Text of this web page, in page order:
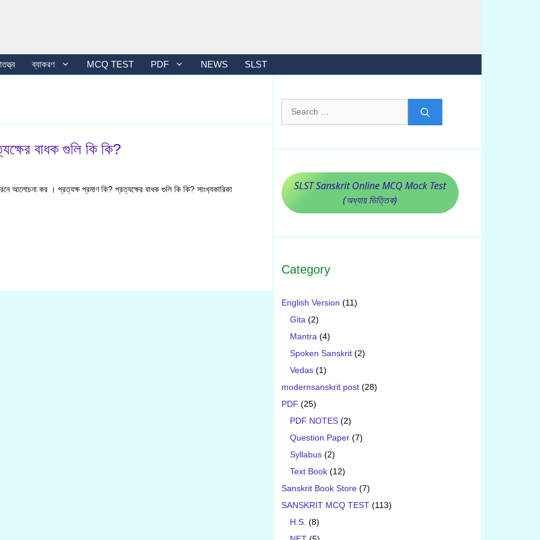
ব্যাকরণ MCQ TEST PDF NEWS SLST
বাধক গুলি কি কি?
আলোচনা কর । প্রত্যক্ষ প্রমাণ কি? প্রত্যক্ষের বাধক গুলি কি কি? সাংখ‍্যকারিকা
for:
SLST Sanskrit Online MCQ Mock Test
(অধ্যায় ভিত্তিক)
Category
English Version (11)
Gita (2)
Mantra (4)
Spoken Sanskrit (2)
Vedas (1)
modernsanskrit post (28)
PDF (25)
PDF NOTES (2)
Question Paper (7)
Syllabus (2)
Text Book (12)
Sanskrit Book Store (7)
SANSKRIT MCQ TEST (113)
H.S. (8)